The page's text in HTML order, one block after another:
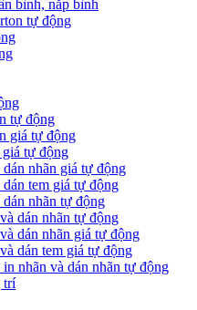
bình, nắp bình
tự động
tự động
giá tự động
tự động
nhãn giá tự động
tem giá tự động
nhãn tự động
dán nhãn tự động
dán nhãn giá tự động
dán tem giá tự động
nhãn và dán nhãn tự động
trí